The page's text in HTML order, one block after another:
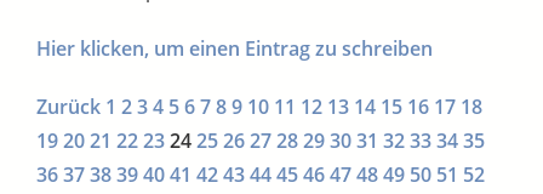
Hier klicken, um einen Eintrag zu schreiben
Zurück 1 234 56789 10 11 12 13 14 15 16 17 18
192021 22232425262728293031 32333435
363738394041 4243444546474849 50 51 52